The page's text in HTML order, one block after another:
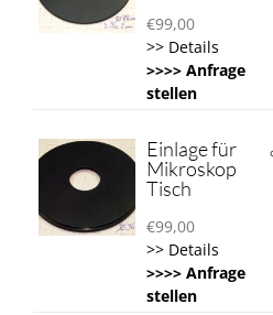
€99,00
>> Details
>>>> Anfrage
stellen
Einlage für
Mikroskop
Tisch
€99,00
>> Details
>>>> Anfrage
stellen